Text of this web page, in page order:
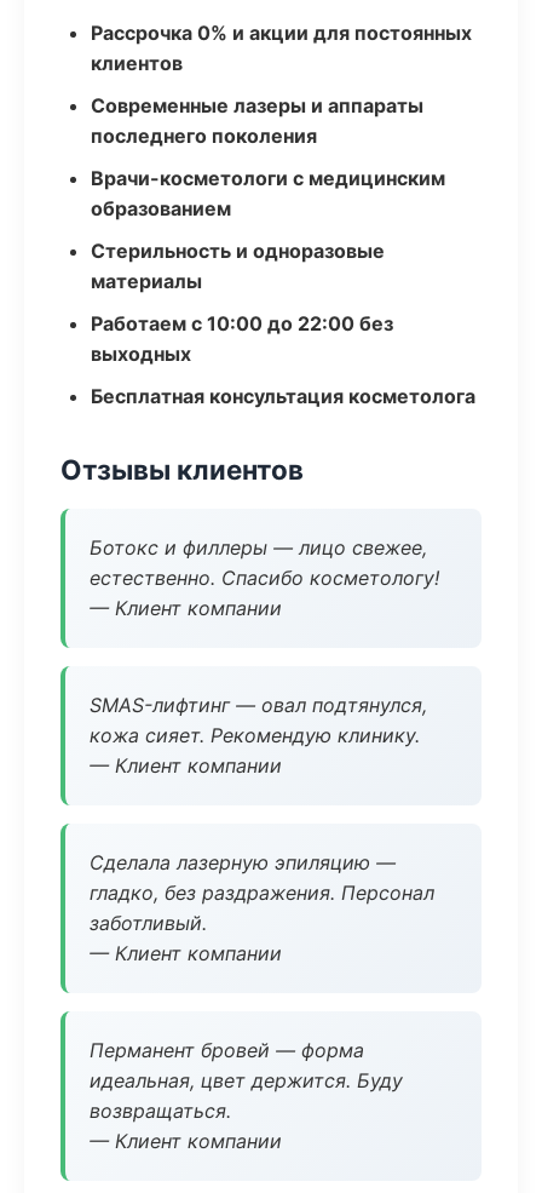
Рассрочка 0% и акции для постоянных
клиентов
Современные лазеры и аппараты
последнего поколения
Врачи-косметологи с медицинским
образованием
Стерильность и одноразовые
материалы
Работаем с 10:00 до 22:00 без
выходных
Бесплатная консультация косметолога
Отзывы клиентов
Ботокс и филлеры — лицо свежее,
естественно. Спасибо косметологу!
— Клиент компании
SMAS-лифтинг — овал подтянулся,
кожа сияет. Рекомендую клинику.
— Клиент компании
Сделала лазерную эпиляцию —
гладко, без раздражения. Персонал
заботливый.
— Клиент компании
Перманент бровей — форма
идеальная, цвет держится. Буду
возвращаться.
— Клиент компании